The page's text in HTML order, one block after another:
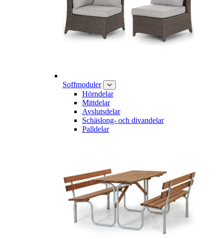
Soffmoduler
Hörndelar
Mittdelar
Avslutsdelar
Schäslong- och divandelar
Palldelar